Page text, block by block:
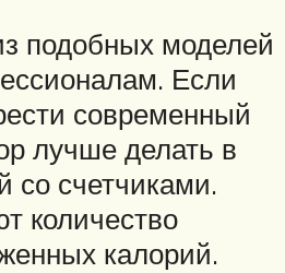
подобных моделей
Если
современный
лучше делать в
со счетчиками.
количество
калорий.